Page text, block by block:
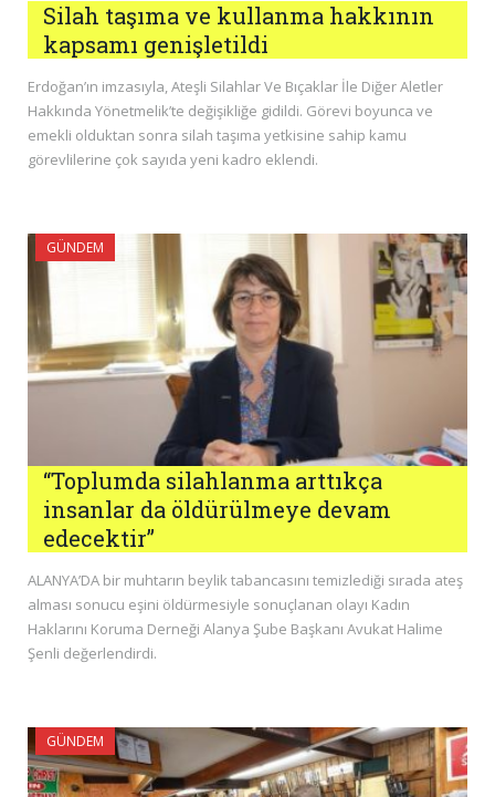
Silah taşıma ve kullanma hakkının
kapsamı genişletildi
Erdoğan’ın imzasıyla, Ateşli Silahlar Ve Bıçaklar İle Diğer Aletler
Hakkında Yönetmelik’te değişikliğe gidildi. Görevi boyunca ve
emekli olduktan sonra silah taşıma yetkisine sahip kamu
görevlilerine çok sayıda yeni kadro eklendi.
GÜNDEM
“Toplumda silahlanma arttıkça
insanlar da öldürülmeye devam
edecektir”
ALANYA’DA bir muhtarın beylik tabancasını temizlediği sırada ateş
alması sonucu eşini öldürmesiyle sonuçlanan olayı Kadın
Haklarını Koruma Derneği Alanya Şube Başkanı Avukat Halime
Şenli değerlendirdi.
GÜNDEM